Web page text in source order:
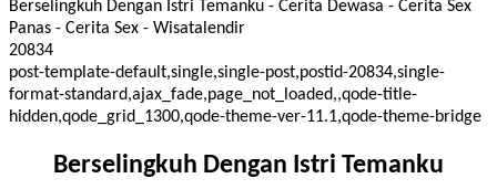
Berselingkuh Dengan Istri Temanku - Cerita Dewasa - Cerita Sex
Panas - Cerita Sex - Wisatalendir
20834
post-template-default,single,single-post,postid-20834,single-
format-standard,ajax_fade,page_not_loaded,,qode-title-
hidden,qode_grid_1300,qode-theme-ver-11.1,qode-theme-bridge
Berselingkuh Dengan Istri Temanku